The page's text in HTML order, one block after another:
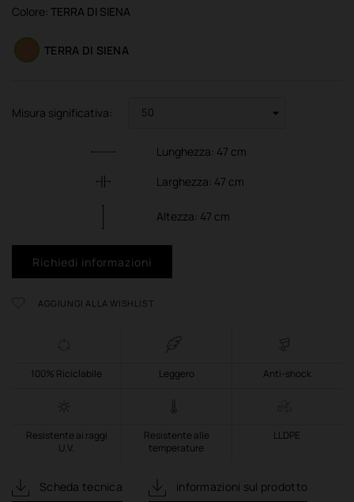
Colore: TERRA DI SIENA
TERRA DI SIENA
Misura significativa:
Lunghezza: 47 cm
Larghezza: 47 cm
Altezza: 47 cm
Richiedi informazioni
AGGIUNGI ALLA WISHLIST
100% Riciclabile Leggero Anti-shock
Resistente ai raggi
U.V.
Resistente alle
temperature
LLDPE
Scheda tecnica informazioni sul prodotto